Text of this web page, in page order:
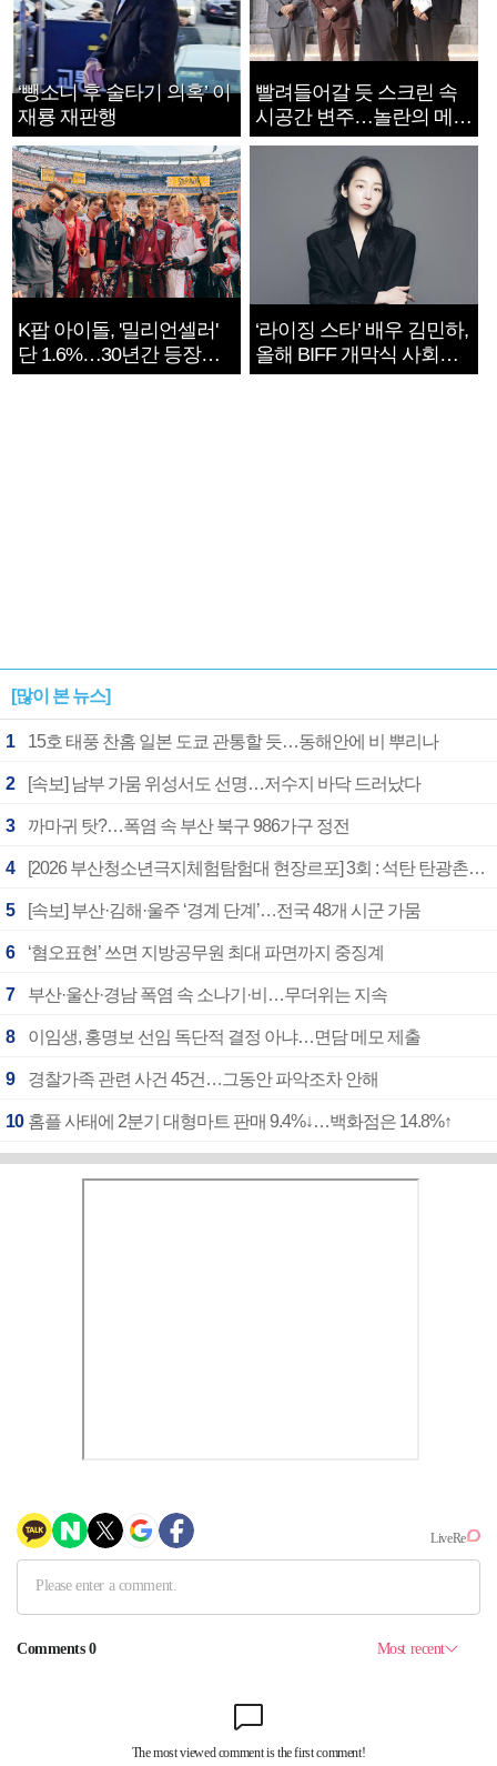
‘뺑소니 후 술타기 의혹’ 이
재룡 재판행
빨려들어갈 듯 스크린 속
시공간 변주…놀란의 메시
지는 ‘전쟁 속죄’
K팝 아이돌, '밀리언셀러'
단 1.6%…30년간 등장
1182개팀 전수조사
‘라이징 스타’ 배우 김민하,
올해 BIFF 개막식 사회자
확정
[많이 본 뉴스]
1 15호 태풍 찬홈 일본 도쿄 관통할 듯…동해안에 비 뿌리나
2 [속보] 남부 가뭄 위성서도 선명…저수지 바닥 드러났다
3 까마귀 탓?…폭염 속 부산 북구 986가구 정전
4 [2026 부산청소년극지체험탐험대 현장르포] 3회 : 석탄 탄광촌에서 북극 연구의 중심지로
5 [속보] 부산·김해·울주 ‘경계 단계’…전국 48개 시군 가뭄
6 ‘혐오표현’ 쓰면 지방공무원 최대 파면까지 중징계
7 부산·울산·경남 폭염 속 소나기·비…무더위는 지속
8 이임생, 홍명보 선임 독단적 결정 아냐…면담 메모 제출
9 경찰가족 관련 사건 45건…그동안 파악조차 안해
10 홈플 사태에 2분기 대형마트 판매 9.4%↓…백화점은 14.8%↑